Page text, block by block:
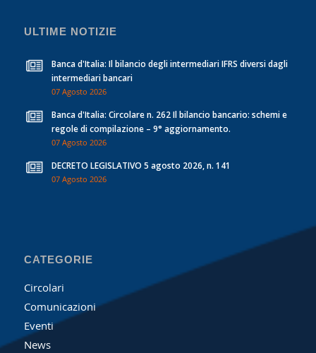
ULTIME NOTIZIE
Banca d'Italia: Il bilancio degli intermediari IFRS diversi dagli
intermediari bancari
07 Agosto 2026
Banca d'Italia: Circolare n. 262 Il bilancio bancario: schemi e
regole di compilazione – 9° aggiornamento.
07 Agosto 2026
DECRETO LEGISLATIVO 5 agosto 2026, n. 141
07 Agosto 2026
CATEGORIE
Circolari
Comunicazioni
Eventi
News